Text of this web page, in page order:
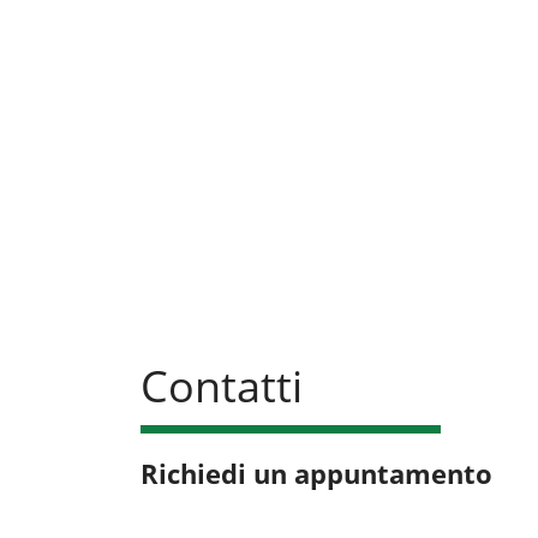
Contatti
Richiedi un appuntamento